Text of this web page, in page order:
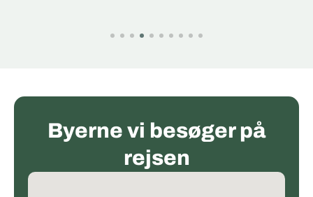
Byerne vi besøger på
rejsen